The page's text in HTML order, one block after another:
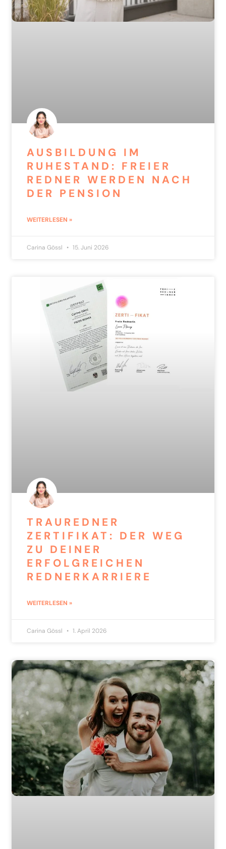
AUSBILDUNG IM
RUHESTAND: FREIER
REDNER WERDEN NACH
DER PENSION
WEITERLESEN »
Carina Gössl 15. Juni 2026
TRAUREDNER
ZERTIFIKAT: DER WEG
ZU DEINER
ERFOLGREICHEN
REDNERKARRIERE
WEITERLESEN »
Carina Gössl 1. April 2026